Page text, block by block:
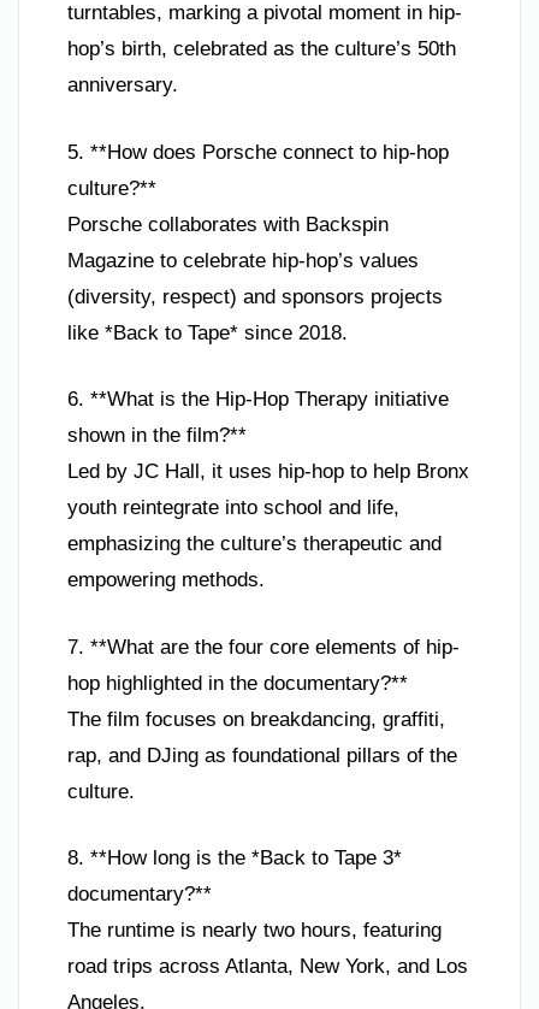
turntables, marking a pivotal moment in hip-
hop’s birth, celebrated as the culture’s 50th
anniversary.
5. **How does Porsche connect to hip-hop
culture?**
Porsche collaborates with Backspin
Magazine to celebrate hip-hop’s values
(diversity, respect) and sponsors projects
like *Back to Tape* since 2018.
6. **What is the Hip-Hop Therapy initiative
shown in the film?**
Led by JC Hall, it uses hip-hop to help Bronx
youth reintegrate into school and life,
emphasizing the culture’s therapeutic and
empowering methods.
7. **What are the four core elements of hip-
hop highlighted in the documentary?**
The film focuses on breakdancing, graffiti,
rap, and DJing as foundational pillars of the
culture.
8. **How long is the *Back to Tape 3*
documentary?**
The runtime is nearly two hours, featuring
road trips across Atlanta, New York, and Los
Angeles.